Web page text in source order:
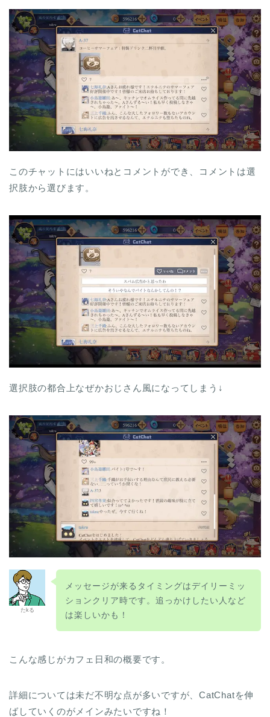
このチャットにはいいねとコメントができ、コメントは選
択肢から選びます。
選択肢の都合上なぜかおじさん風になってしまう↓
たkる
メッセージが来るタイミングはデイリーミッ
ションクリア時です。追っかけしたい人など
は楽しいかも！
こんな感じがカフェ日和の概要です。
詳細については未だ不明な点が多いですが、CatChatを伸
ばしていくのがメインみたいですね！